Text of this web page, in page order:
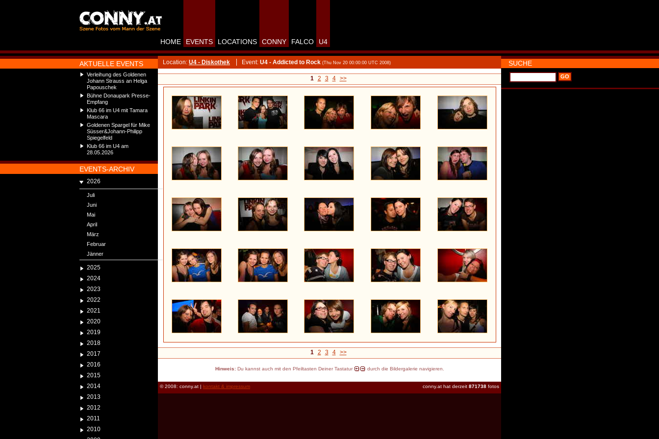
AKTUELLE EVENTS
Verleihung des Goldenen
Johann Strauss an Helga
Papouschek
Bühne Donaupark Presse-
Empfang
Klub 66 im U4 mit Tamara
Mascara
Goldenen Spargel für Mike
Süsser&Johann-Philipp
Spiegelfeld
Klub 66 im U4 am
28.05.2026
EVENTS-ARCHIV
2026
Juli
Juni
Mai
April
März
Februar
Jänner
2025
2024
2023
2022
2021
2020
2019
2018
2017
2016
2015
2014
2013
2012
2011
2010
HOME EVENTS LOCATIONS CONNY FALCO U4
Location: U4 - Diskothek Event: U4 - Addicted to Rock (Thu Nov 20 00:00:00 UTC 2008)
1 2 3 4 >>
1 2 3 4 >>
Hinweis:Du kannst auch mit den Pfeiltasten Deiner Tastatur durch die Bildergalerie navigieren.
conny.at hat derzeit 871738 fotos
© 2008: conny.at | kontakt & impressum
SUCHE